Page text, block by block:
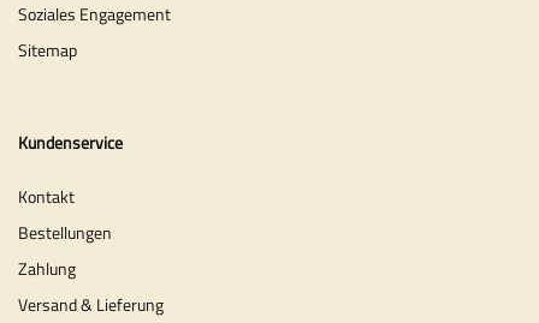
Soziales Engagement
Sitemap
Kundenservice
Kontakt
Bestellungen
Zahlung
Versand & Lieferung